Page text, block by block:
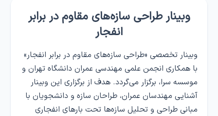
وبینار طراحی سازه‌های مقاوم در برابر
انفجار
وبینار تخصصی «طراحی سازه‌های مقاوم در برابر انفجار»
با همکاری انجمن علمی مهندسی عمران دانشگاه تهران و
موسسه سرا، برگزار می‌گردد. هدف از برگزاری این وبینار
آشنایی مهندسان عمران، طراحان سازه و دانشجویان با
مبانی طراحی و تحلیل سازه‌ها تحت بارهای انفجاری